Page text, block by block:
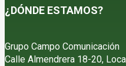
¿DÓNDE ESTAMOS?
Grupo Campo Comunicación
Calle Almendrera 18-20, Local